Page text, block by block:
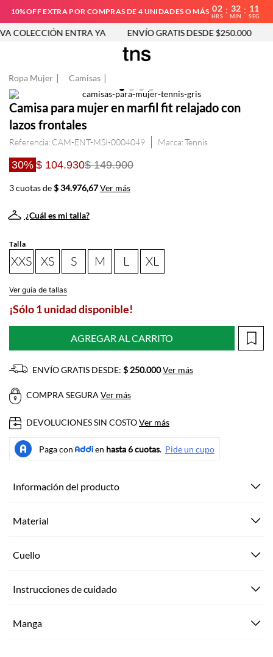
10%OFF EXTRA POR COMPRAS DE 4 UNIDADES O MÁS 02
HRS
: 32
MIN
: 11
SEG
COLECCIÓN ENTRA YA ENVÍO GRATIS DESDE $250.000
Ropa Mujer Camisas
Camisa para mujer en marfil fit relajado con
lazos frontales
Referencia: CAM-ENT-MSI-0004049 Tennis
30% $ 104.930$ 149.900
3 cuotas de$ 34.976,67Ver más
¿Cuál es mi talla?
Talla
XXS XS S M L XL
Ver guía de tallas
¡Sólo 1 unidad disponible!
AGREGAR AL CARRITO
ENVÍO GRATIS DESDE: $ 250.000Ver más
COMPRA SEGURA Ver más
DEVOLUCIONES SIN COSTOVer más
Información del producto
Material
Cuello
Instrucciones de cuidado
Manga